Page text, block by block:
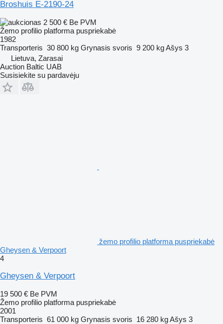
Broshuis E-2190-24
2 500 € Be PVM
Žemo profilio platforma puspriekabė
1982
Transporteris 30 800 kg Grynasis svoris 9 200 kgAšys 3
Lietuva, Zarasai
Auction Baltic UAB
Susisiekite su pardavėju
žemo profilio platforma puspriekabė
Gheysen & Verpoort
4
Gheysen & Verpoort
19 500 € Be PVM
Žemo profilio platforma puspriekabė
2001
Transporteris 61 000 kg Grynasis svoris 16 280 kgAšys 3